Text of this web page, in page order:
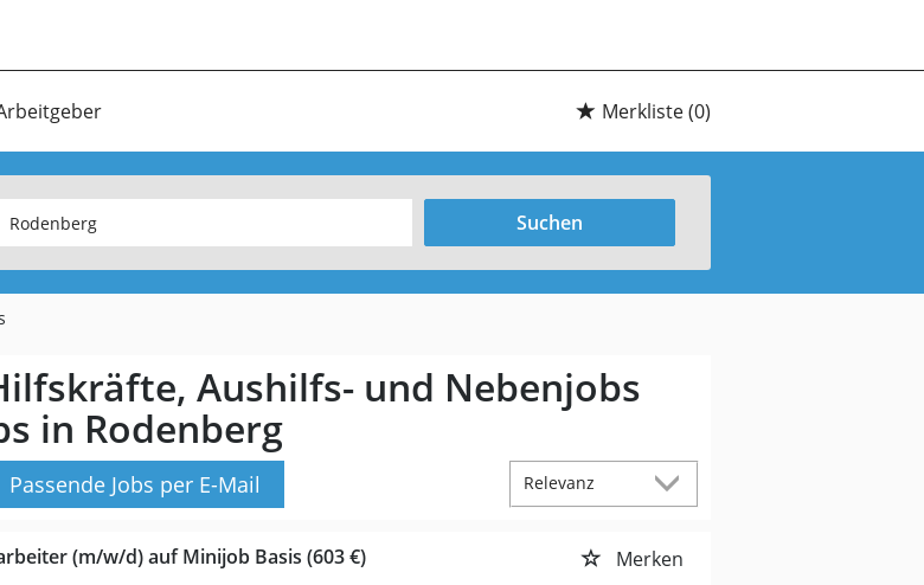
Merkliste(0)
Suchen
Aushilfs- und Nebenjobs
in Rodenberg
Passende Jobs per E-Mail
(m/w/d) auf Minijob Basis (603 €) Merken